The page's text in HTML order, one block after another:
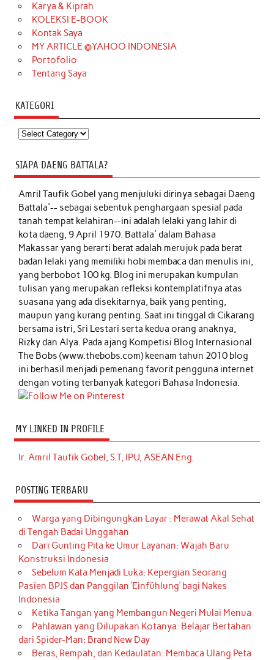
Karya & Kiprah
KOLEKSI E-BOOK
Kontak Saya
MY ARTICLE @YAHOO INDONESIA
Portofolio
Tentang Saya
KATEGORI
Kategori
SIAPA DAENG BATTALA?
Amril Taufik Gobelyang menjuluki dirinya sebagai Daeng
Battala'-- sebagai sebentuk penghargaan spesial pada
tanah tempat kelahiran--ini adalah lelaki yang lahir di
kota daeng, 9 April 1970. Battala' dalam Bahasa
Makassar yang berarti berat adalah merujuk pada berat
badan lelaki yang memiliki hobi membaca dan menulis ini,
yang berbobot 100 kg. Blog ini merupakan kumpulan
tulisan yang merupakan refleksi kontemplatifnya atas
suasana yang ada disekitarnya, baik yang penting,
maupun yang kurang penting. Saat ini tinggal di Cikarang
bersama istri, Sri Lestari serta kedua orang anaknya,
Rizky dan Alya. Pada ajang Kompetisi Blog Internasional
The Bobs (www.thebobs.com) keenam tahun 2010 blog
ini berhasil menjadi pemenang favorit pengguna internet
dengan voting terbanyak kategori Bahasa Indonesia.
MY LINKED IN PROFILE
Ir. Amril Taufik Gobel, S.T, IPU, ASEAN Eng.
POSTING TERBARU
Warga yang Dibingungkan Layar : Merawat Akal Sehat
di Tengah Badai Unggahan
Dari Gunting Pita ke Umur Layanan: Wajah Baru
Konstruksi Indonesia
Sebelum Kata Menjadi Luka: Kepergian Seorang
Pasien BPJS dan Panggilan ‘Einfühlung’ bagi Nakes
Indonesia
Ketika Tangan yang Membangun Negeri Mulai Menua
Pahlawan yang Dilupakan Kotanya: Belajar Bertahan
dari Spider-Man: Brand New Day
Beras, Rempah, dan Kedaulatan: Membaca Ulang Peta